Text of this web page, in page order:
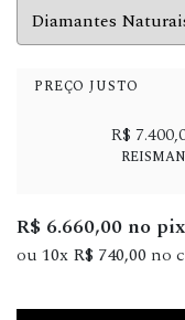
PREÇO JUSTO
R$
REISMAN
R$ 6.660,00 no pix
ou 10x R$ 740,00 no